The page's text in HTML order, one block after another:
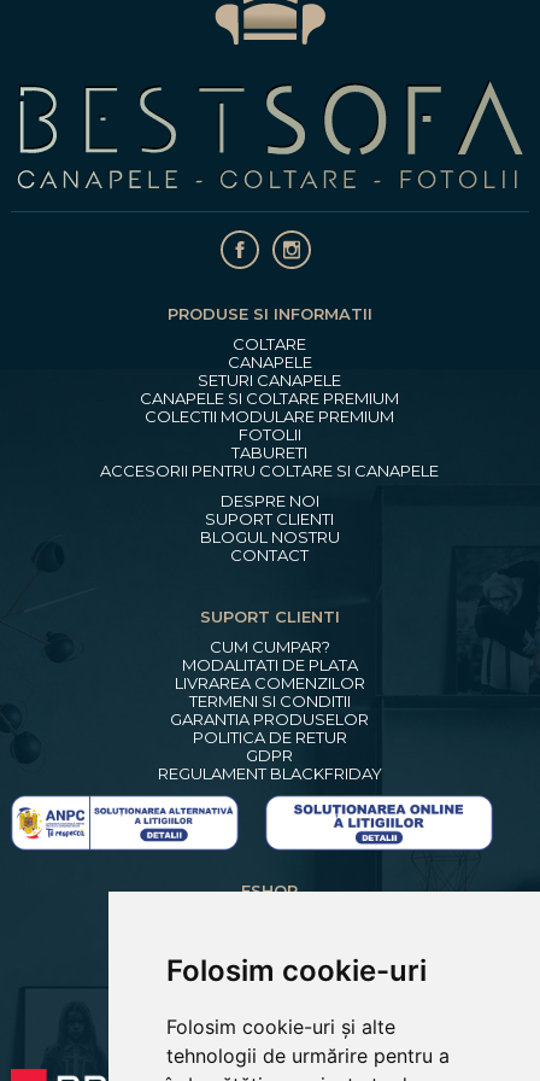
Folosim cookie-uri
Folosim cookie-uri și alte
tehnologii de urmărire pentru a
PRODUSE SI INFORMATII
COLTARE
CANAPELE
SETURI CANAPELE
CANAPELE SI COLTARE PREMIUM
COLECTII MODULARE PREMIUM
FOTOLII
TABURETI
ACCESORII PENTRU COLTARE SI CANAPELE
DESPRE NOI
SUPORT CLIENTI
BLOGUL NOSTRU
CONTACT
SUPORT CLIENTI
CUM CUMPAR?
MODALITATI DE PLATA
LIVRAREA COMENZILOR
TERMENI SI CONDITII
GARANTIA PRODUSELOR
POLITICA DE RETUR
GDPR
REGULAMENT BLACKFRIDAY
ESHOP
RECUPERARE PAROLA
EDITARE PROFIL
PREFERINTE COOKIES